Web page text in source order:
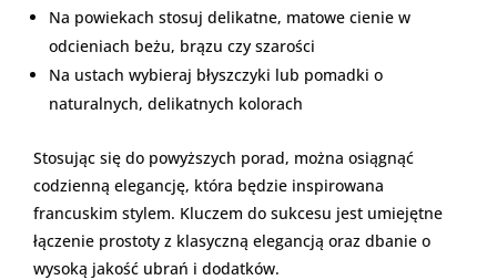
Na powiekach stosuj delikatne, matowe cienie w
odcieniach beżu, brązu czy szarości
Na ustach wybieraj błyszczyki lub pomadki o
naturalnych, delikatnych kolorach
Stosując się do powyższych porad, można osiągnąć
codzienną elegancję, która będzie inspirowana
francuskim stylem. Kluczem do sukcesu jest umiejętne
łączenie prostoty z klasyczną elegancją oraz dbanie o
wysoką jakość ubrań i dodatków.